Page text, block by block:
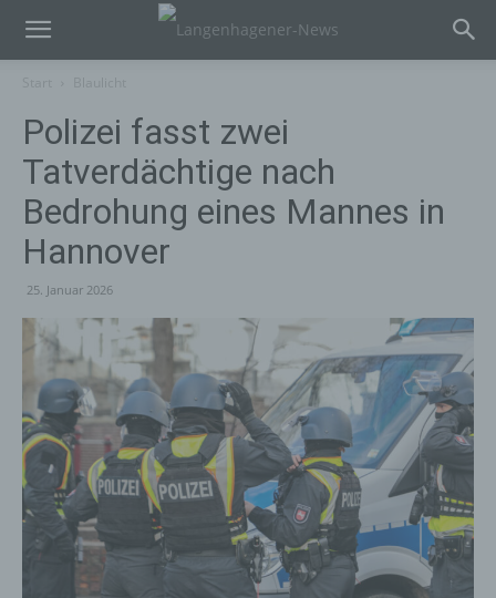
Polizei fasst zwei
Tatverdächtige nach
Bedrohung eines Mannes in
Hannover
25. Januar 2026